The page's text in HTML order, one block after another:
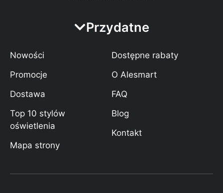
Przydatne
Nowości
Promocje
Dostawa
Top 10 stylów
oświetlenia
Mapa strony
Dostępne rabaty
O Alesmart
FAQ
Blog
Kontakt